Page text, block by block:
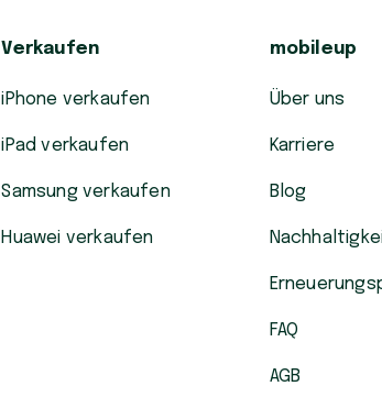
Verkaufen
iPhone verkaufen
iPad verkaufen
Samsung verkaufen
Huawei verkaufen
mobileup
Über uns
Karriere
Blog
FAQ
AGB